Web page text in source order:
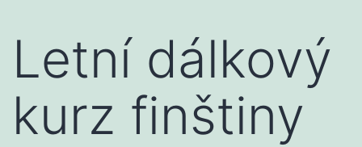
Letní dálkový
kurz finštiny